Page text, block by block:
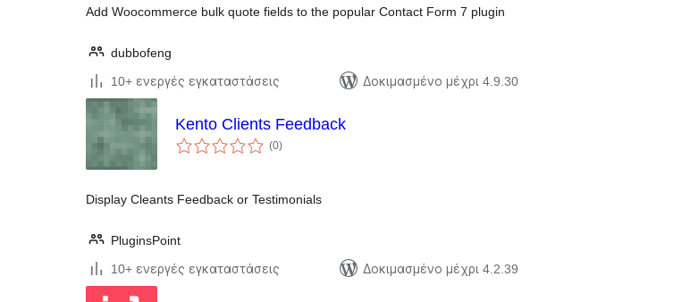
Add Woocommerce bulk quote fields to the popular Contact Form 7 plugin
dubbofeng
10+ ενεργές εγκαταστάσεις
Δοκιμασμένο μέχρι 4.9.30
Kento Clients Feedback
(0αξιολογήσεις
σύνολο
)
Display Cleants Feedback or Testimonials
PluginsPoint
10+ ενεργές εγκαταστάσεις
Δοκιμασμένο μέχρι 4.2.39